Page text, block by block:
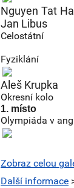
Nguyen Tat
Jan Libus
Celostátní
Fyziklání
Aleš Krupka
Okresní kolo
1. místo
Olympiáda v
Zobraz celou
Další informace